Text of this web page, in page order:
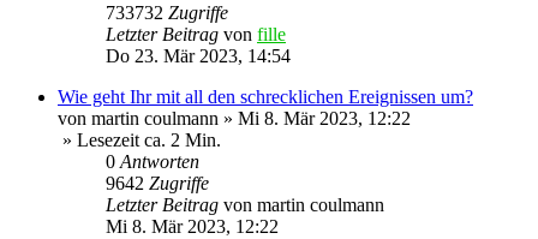
733732 Zugriffe
Letzter Beitrag von fille
Do 23. Mär 2023, 14:54
Wie geht Ihr mit all den schrecklichen Ereignissen um?
von martin coulmann » Mi 8. Mär 2023, 12:22
» Lesezeit ca. 2 Min.
0Antworten
9642 Zugriffe
Letzter Beitrag von martin coulmann
Mi 8. Mär 2023, 12:22